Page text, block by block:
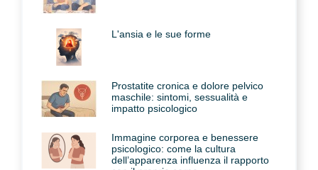
L'ansia e le sue forme
Prostatite cronica e dolore pelvico
maschile: sintomi, sessualità e
impatto psicologico
Immagine corporea e benessere
psicologico: come la cultura
dell’apparenza influenza il rapporto